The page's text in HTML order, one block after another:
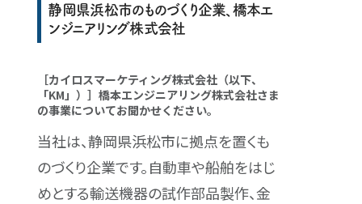
静岡県浜松市のものづくり企業、橋本エ
ンジニアリング株式会社
［カイロスマーケティング株式会社（以下、
「KM」）］橋本エンジニアリング株式会社さま
の事業についてお聞かせください。
当社は、静岡県浜松市に拠点を置くも
のづくり企業です。自動車や船舶をはじ
めとする輸送機器の試作部品製作、金